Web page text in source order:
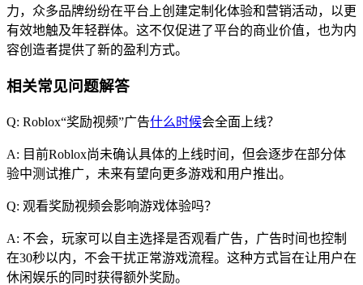
力，众多品牌纷纷在平台上创建定制化体验和营销活动，以更
有效地触及年轻群体。这不仅促进了平台的商业价值，也为内
容创造者提供了新的盈利方式。
相关常见问题解答
Q: Roblox“奖励视频”广告什么时候会全面上线？
A: 目前Roblox尚未确认具体的上线时间，但会逐步在部分体
验中测试推广，未来有望向更多游戏和用户推出。
Q: 观看奖励视频会影响游戏体验吗？
A: 不会，玩家可以自主选择是否观看广告，广告时间也控制
在30秒以内，不会干扰正常游戏流程。这种方式旨在让用户在
休闲娱乐的同时获得额外奖励。